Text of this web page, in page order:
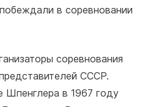
в соревновании
соревнования
СССР.
Шпенглера в 1967 году